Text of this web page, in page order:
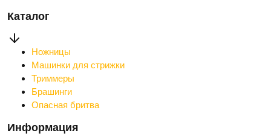
Каталог
Ножницы
Машинки для стрижки
Триммеры
Брашинги
Опасная бритва
Информация